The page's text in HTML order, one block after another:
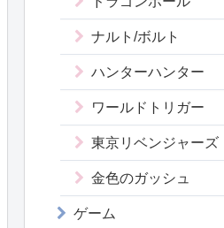
ナルト/ボルト
ハンターハンター
ワールドトリガー
東京リベンジャーズ
金色のガッシュ
ゲーム